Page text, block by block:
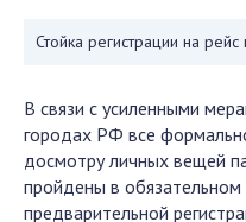
Стойка регистрации на
В связи с усиленными
городах РФ все
досмотру личных вещей
пройдены в
предварительной